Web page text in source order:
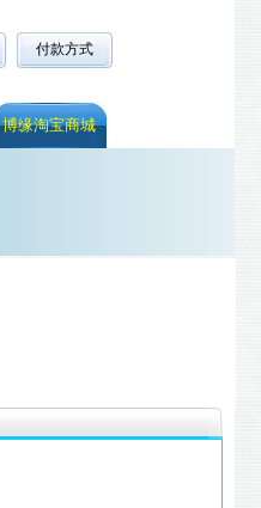
付款方式
博缘淘宝商城